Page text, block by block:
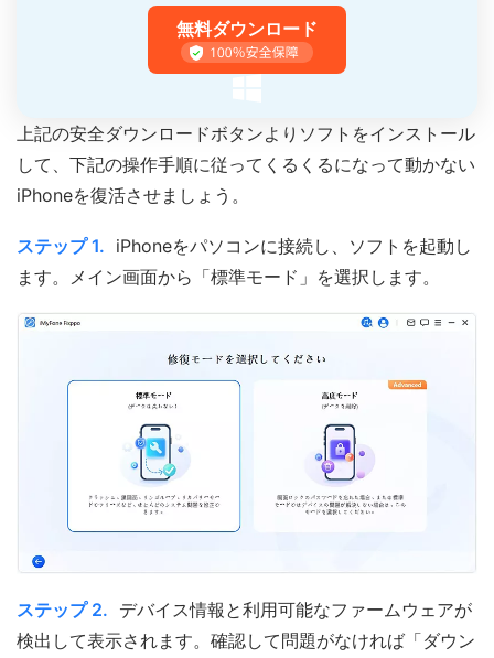
無料ダウンロード
上記の安全ダウンロードボタンよりソフトをインストール
して、下記の操作手順に従ってくるくるになって動かない
iPhoneを復活させましょう。
ステップ 1. iPhoneをパソコンに接続し、ソフトを起動し
ます。メイン画面から「標準モード」を選択します。
ステップ 2. デバイス情報と利用可能なファームウェアが
検出して表示されます。確認して問題がなければ「ダウン